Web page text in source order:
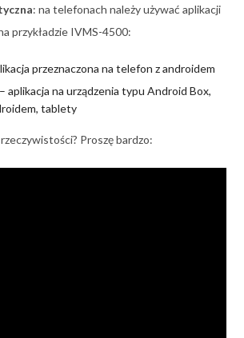
: na telefonach należy używać aplikacji
przykładzie IVMS-4500:
przeznaczona na telefon z androidem
– aplikacja na urządzenia typu Android Box,
tablety
Proszę bardzo: